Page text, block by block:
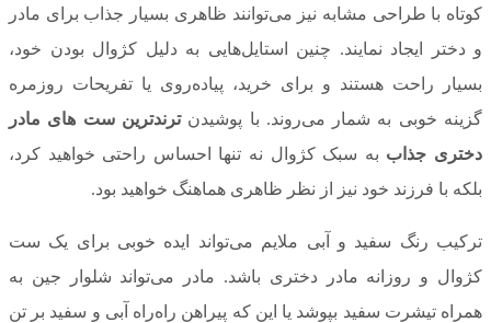
کوتاه با طراحی مشابه نیز می‌توانند ظاهری بسیار جذاب برای مادر
و دختر ایجاد نمایند. چنین استایل‌هایی به دلیل کژوال بودن خود،
بسیار راحت هستند و برای خرید، پیاده‌روی یا تفریحات روزمره
گزینه خوبی به شمار می‌روند. با پوشیدنترندترین ست های مادر
دختری جذاب به سبک کژوال نه تنها احساس راحتی خواهید کرد،
بلکه با فرزند خود نیز از نظر ظاهری هماهنگ خواهید بود.
ترکیب رنگ سفید و آبی ملایم می‌تواند ایده خوبی برای یک ست
کژوال و روزانه مادر دختری باشد. مادر می‌تواند شلوار جین به
همراه تیشرت سفید بپوشد یا این که پیراهن راه‌راه آبی و سفید بر تن